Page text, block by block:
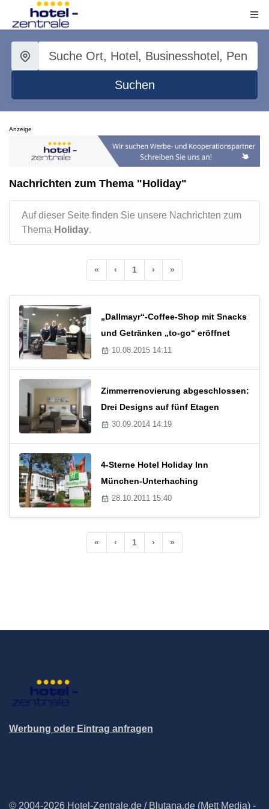
Suchen
Anzeige
Nachrichten zum Thema "Holiday"
Auf dieser Seite finden Sie unsere Nachrichten zum
Thema Holiday.
« ‹ 1 › »
„Dallmayr“-Coffee-Shop mit Snacks
und Getränken „to-go“ eröffnet
10.08.2015 14:11
Zimmerrenovierung abgeschlossen:
Drei Designs auf fünf Etagen
30.09.2014 14:19
4-Sterne Hotel Holiday Inn
München-Unterhaching
28.10.2011 15:40
« ‹ 1 › »
Werbung oder Eintrag anfragen
© 2004-2026 Hotel-Zentrale.de / Blutana.de (Mett Media) -